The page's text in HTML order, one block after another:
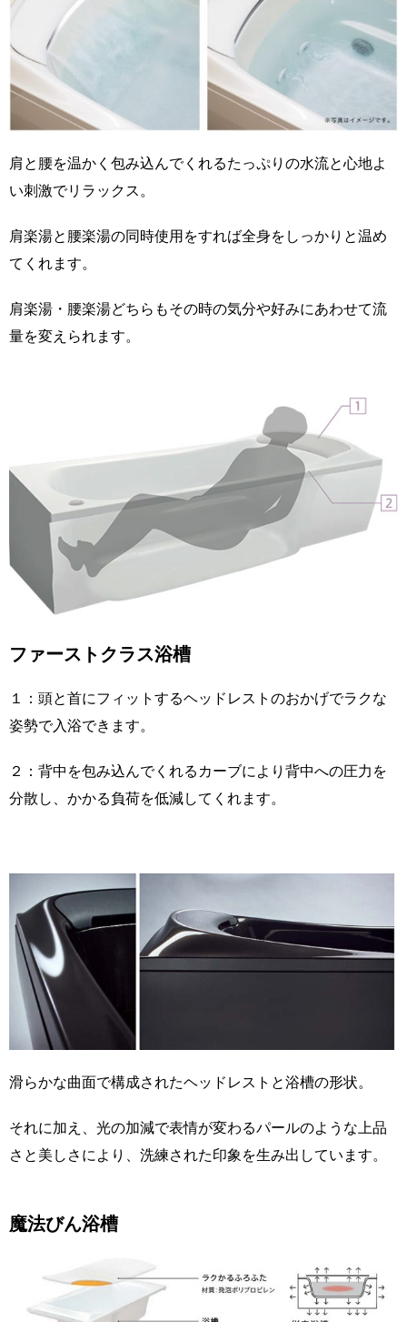
肩と腰を温かく包み込んでくれるたっぷりの水流と心地よ
い刺激でリラックス。
肩楽湯と腰楽湯の同時使用をすれば全身をしっかりと温め
てくれます。
肩楽湯・腰楽湯どちらもその時の気分や好みにあわせて流
量を変えられます。
ファーストクラス浴槽
１：頭と首にフィットするヘッドレストのおかげでラクな
姿勢で入浴できます。
２：背中を包み込んでくれるカーブにより背中への圧力を
分散し、かかる負荷を低減してくれます。
滑らかな曲面で構成されたヘッドレストと浴槽の形状。
それに加え、光の加減で表情が変わるパールのような上品
さと美しさにより、洗練された印象を生み出しています。
魔法びん浴槽